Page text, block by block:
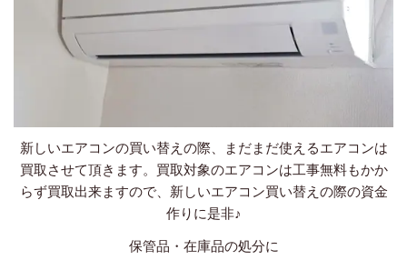
新しいエアコンの買い替えの際、まだまだ使えるエアコンは
買取させて頂きます。買取対象のエアコンは工事無料もかか
らず買取出来ますので、新しいエアコン買い替えの際の資金
作りに是非♪
保管品・在庫品の処分に